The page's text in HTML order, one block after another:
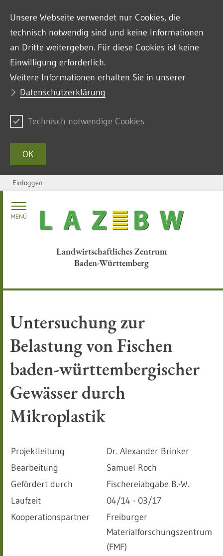
Unsere Webseite verwendet nur Cookies, die
technisch notwendig sind und keine Informationen
an Dritte weitergeben. Für diese Cookies ist keine
Einwilligung erforderlich.
Weitere Informationen erhalten Sie in unserer
Datenschutzerklärung
Technisch notwendige Cookies
OK
Zum Inhalt springen
Einloggen
Landwirtschaftliches Zentrum
Baden-Württemberg
MENÜ
Untersuchung zur
Belastung von Fischen
baden-württembergischer
Gewässer durch
Mikroplastik
Projektleitung
Dr. Alexander Brinker
Bearbeitung
Samuel Roch
Gefördert durch
Fischereiabgabe B.-W.
Laufzeit
04/14 - 03/17
Kooperationspartner
Freiburger
Materialforschungszentrum
(FMF)